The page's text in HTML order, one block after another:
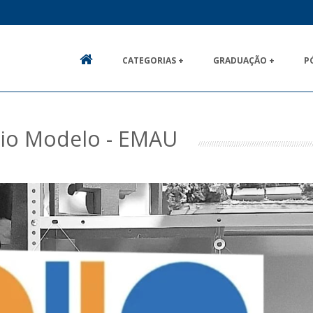
CATEGORIAS + GRADUAÇÃO +
Modelo - EMAU